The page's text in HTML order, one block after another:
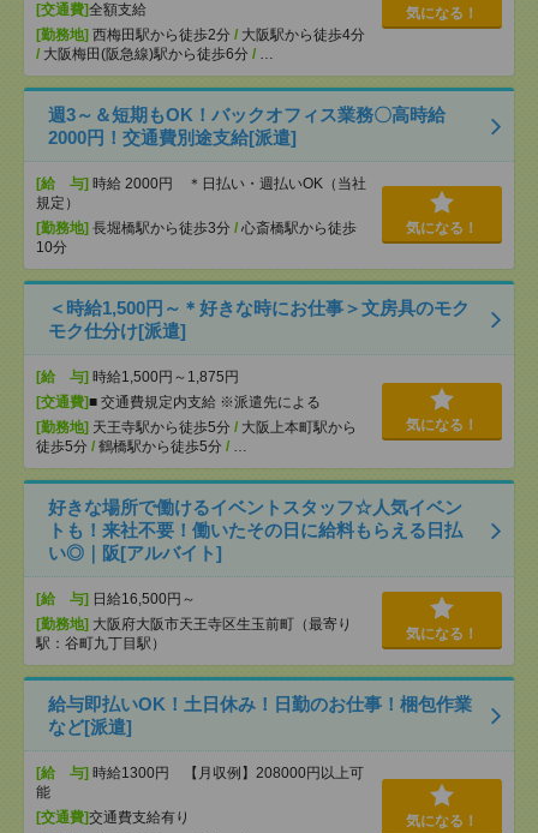
[交通費]全額支給
[勤務地] 西梅田駅から徒歩2分 / 大阪駅から徒歩4分
/ 大阪梅田(阪急線)駅から徒歩6分 / …
気になる！
週3～＆短期もOK！バックオフィス業務〇高時給
2000円！交通費別途支給[派遣]
[給 与] 時給 2000円 ＊日払い・週払いOK（当社
規定）
[勤務地] 長堀橋駅から徒歩3分 / 心斎橋駅から徒歩
10分
気になる！
＜時給1,500円～＊好きな時にお仕事＞文房具のモク
モク仕分け[派遣]
[給 与] 時給1,500円～1,875円
[交通費]■ 交通費規定内支給 ※派遣先による
[勤務地] 天王寺駅から徒歩5分 / 大阪上本町駅から
徒歩5分 / 鶴橋駅から徒歩5分 / …
気になる！
好きな場所で働けるイベントスタッフ☆人気イベン
トも！来社不要！働いたその日に給料もらえる日払
い◎｜阪[アルバイト]
[給 与] 日給16,500円～
[勤務地] 大阪府大阪市天王寺区生玉前町（最寄り
駅：谷町九丁目駅）
気になる！
給与即払いOK！土日休み！日勤のお仕事！梱包作業
など[派遣]
[給 与] 時給1300円 【月収例】208000円以上可
能
[交通費]交通費支給有り
気になる！